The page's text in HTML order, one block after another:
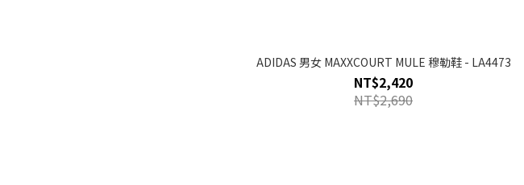
ADIDAS 男女 MAXXCOURT MULE 穆勒鞋 - LA4473
NT$2,420
NT$2,690